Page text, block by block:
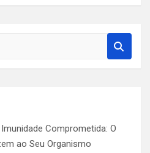
Comprometida: O
ao Seu Organismo